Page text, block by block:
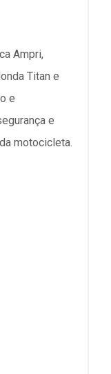
Ampri,
Titan e
e
e
motocicleta.